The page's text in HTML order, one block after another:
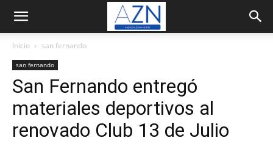
Inicio san fernando
san fernando
San Fernando entregó
materiales deportivos al
renovado Club 13 de Julio